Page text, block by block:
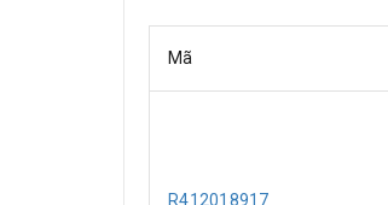
Mã
R412018917